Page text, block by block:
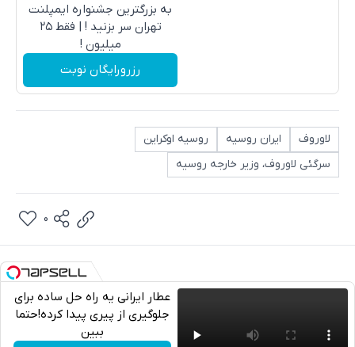
به بزرگترین جشنواره ایمپلنت
تهران سر بزنید ! | فقط ۲۵
میلیون !
رزرورایگان نوبت
لاوروف ایران روسیه
روسیه اوکراین
سرگئی لاوروف، وزیر خارجه روسیه
0
عطار ایرانی یه راه حل ساده برای
جلوگیری از پیری پیدا کرده!حتما
ببین